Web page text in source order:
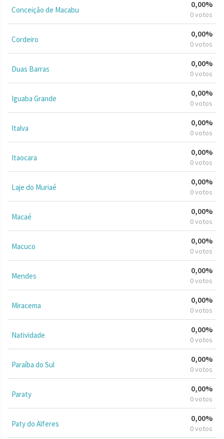
Conceição de Macabu
0,00%
0 votos
Cordeiro
0,00%
0 votos
Duas Barras
0,00%
0 votos
Iguaba Grande
0,00%
0 votos
Italva
0,00%
0 votos
Itaocara
0,00%
0 votos
Laje do Muriaé
0,00%
0 votos
Macaé
0,00%
0 votos
Macuco
0,00%
0 votos
Mendes
0,00%
0 votos
Miracema
0,00%
0 votos
Natividade
0,00%
0 votos
Paraíba do Sul
0,00%
0 votos
Paraty
0,00%
0 votos
Paty do Alferes
0,00%
0 votos